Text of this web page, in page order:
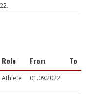
Role From To
Athlete 01.09.2022.